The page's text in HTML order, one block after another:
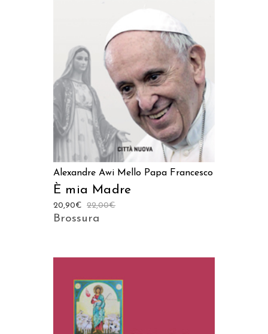
AGGIUNGI AL CARRELLO
Alexandre Awi Mello Papa Francesco
È mia Madre
22,00€
20,90€
Brossura